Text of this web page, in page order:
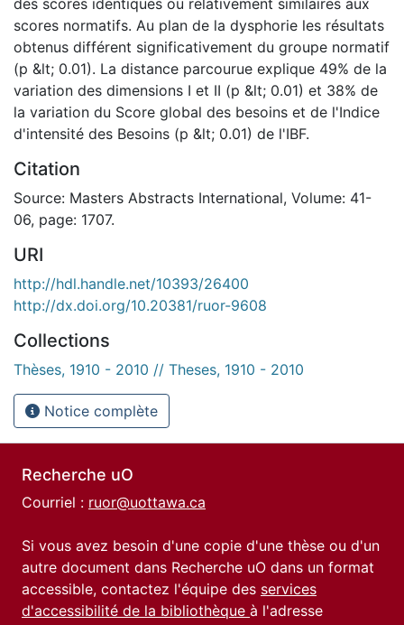
scores normatifs. Au plan de la dysphorie les résultats
obtenus différent significativement du groupe normatif
(p &lt; 0.01). La distance parcourue explique 49% de la
variation des dimensions I et II (p &lt; 0.01) et 38% de
la variation du Score global des besoins et de l'Indice
d'intensité des Besoins (p &lt; 0.01) de l'IBF.
Citation
Source: Masters Abstracts International, Volume: 41-
06, page: 1707.
URI
http://hdl.handle.net/10393/26400
http://dx.doi.org/10.20381/ruor-9608
Collections
Thèses, 1910 - 2010 // Theses, 1910 - 2010
Notice complète
Recherche uO
Courriel : ruor@uottawa.ca
Si vous avez besoin d'une copie d'une thèse ou d'un
autre document dans Recherche uO dans un format
accessible, contactez l'équipe des services
d'accessibilité de la bibliothèque à l'adresse